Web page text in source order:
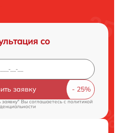
со
заявку
Вы соглашаетесь cполитикой